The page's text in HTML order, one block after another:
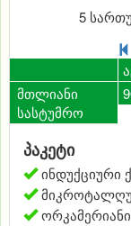
5
მთლიანი
სასტუმრო
80
პაკეტი
ინდუქციური